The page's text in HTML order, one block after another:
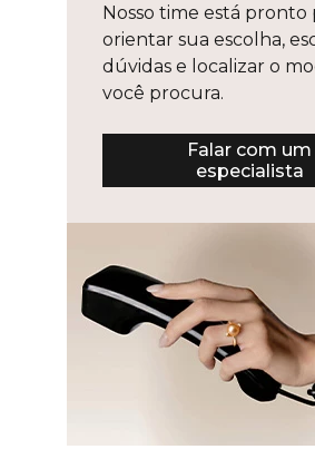
Nosso time está pronto
orientar sua escolha,
dúvidas e localizar o
você procura.
Falar com um
especialista